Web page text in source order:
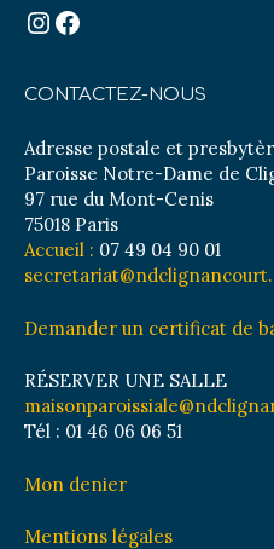
Instagram
Facebook
CONTACTEZ-NOUS
Adresse postale et
Paroisse Notre-Dame de
97 rue du Mont-Cenis
75018 Paris
Accueil : 07 49 04 90 01
Demander un certificat de
RÉSERVER UNE SALLE
Tél : 01 46 06 06 51
Mon denier
Mentions légales